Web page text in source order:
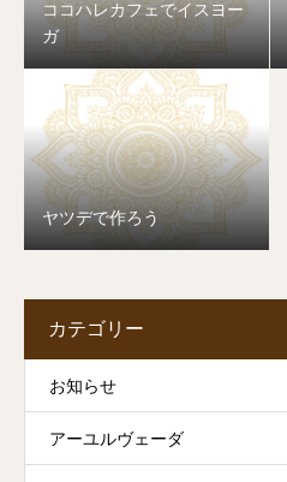
ココハレカフェでイスヨー
ガ
ヤツデで作ろう
カテゴリー
お知らせ
アーユルヴェーダ